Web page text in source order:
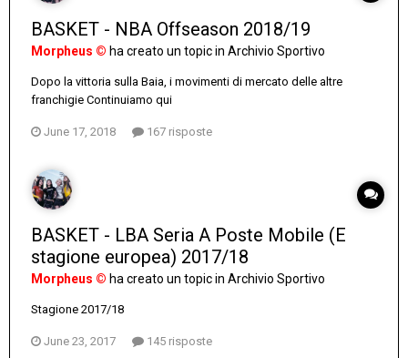
BASKET - NBA Offseason 2018/19
Morpheus © ha creato un topic in Archivio Sportivo
Dopo la vittoria sulla Baia, i movimenti di mercato delle altre
franchigie Continuiamo qui
June 17, 2018 167 risposte
BASKET - LBA Seria A Poste Mobile (E
stagione europea) 2017/18
Morpheus © ha creato un topic in Archivio Sportivo
Stagione 2017/18
June 23, 2017 145 risposte